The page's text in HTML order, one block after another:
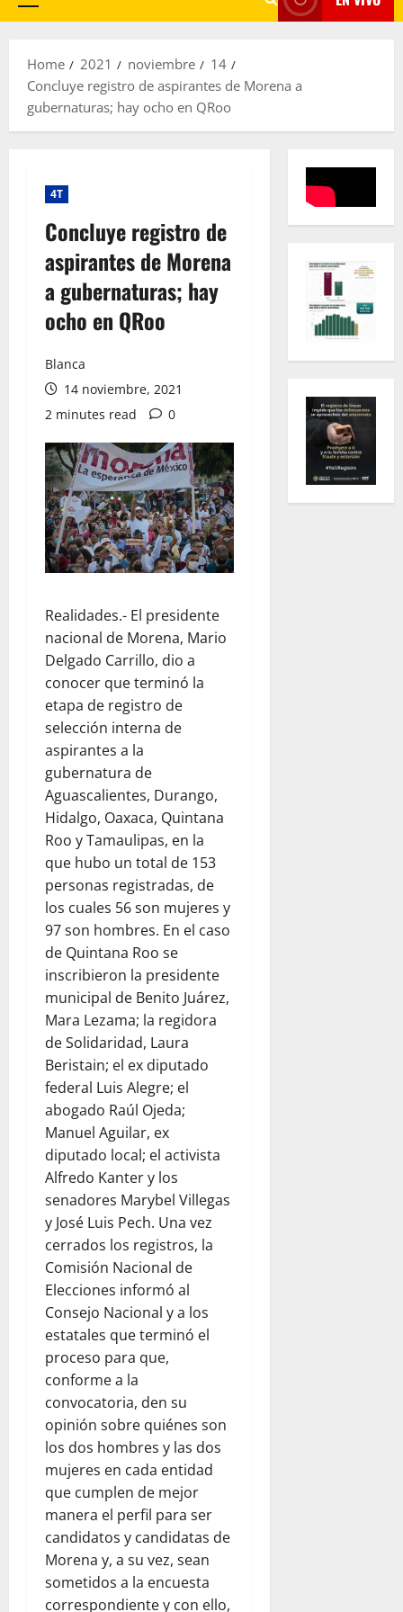
Primary
Home 2021 noviembre
14
Concluye registro de aspirantes de Morena a
gubernaturas; hay ocho en QRoo
4T
Concluye registro de
aspirantes de Morena
a gubernaturas; hay
ocho en QRoo
Blanca
14 noviembre, 2021
2 minutes read
0
Realidades.- El presidente
nacional de Morena, Mario
Delgado Carrillo, dio a
conocer que terminó la
etapa de registro de
selección interna de
aspirantes a la
gubernatura de
Aguascalientes, Durango,
Hidalgo, Oaxaca, Quintana
Roo y Tamaulipas, en la
que hubo un total de 153
personas registradas, de
los cuales 56 son mujeres y
97 son hombres. En el caso
de Quintana Roo se
inscribieron la presidente
municipal de Benito Juárez,
Mara Lezama; la regidora
de Solidaridad, Laura
Beristain; el ex diputado
federal Luis Alegre; el
abogado Raúl Ojeda;
Manuel Aguilar, ex
diputado local; el activista
Alfredo Kanter y los
senadores Marybel Villegas
y José Luis Pech. Una vez
cerrados los registros, la
Comisión Nacional de
Elecciones informó al
Consejo Nacional y a los
estatales que terminó el
proceso para que,
conforme a la
convocatoria, den su
opinión sobre quiénes son
los dos hombres y las dos
mujeres en cada entidad
que cumplen de mejor
manera el perfil para ser
candidatos y candidatas de
Morena y, a su vez, sean
sometidos a la encuesta
correspondiente y con ello,